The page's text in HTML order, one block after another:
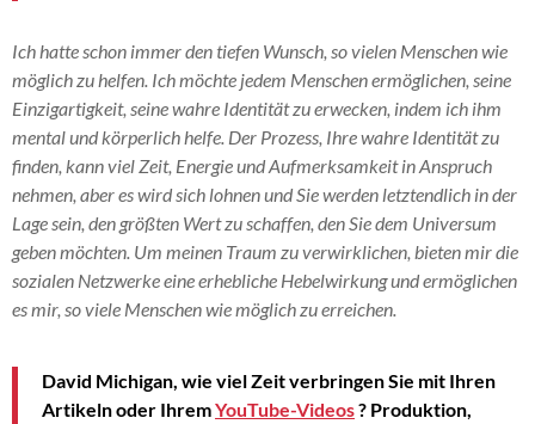
Ich hatte schon immer den tiefen Wunsch, so vielen Menschen wie
möglich zu helfen. Ich möchte jedem Menschen ermöglichen, seine
Einzigartigkeit, seine wahre Identität zu erwecken, indem ich ihm
mental und körperlich helfe. Der Prozess, Ihre wahre Identität zu
finden, kann viel Zeit, Energie und Aufmerksamkeit in Anspruch
nehmen, aber es wird sich lohnen und Sie werden letztendlich in der
Lage sein, den größten Wert zu schaffen, den Sie dem Universum
geben möchten. Um meinen Traum zu verwirklichen, bieten mir die
sozialen Netzwerke eine erhebliche Hebelwirkung und ermöglichen
es mir, so viele Menschen wie möglich zu erreichen.
David Michigan, wie viel Zeit verbringen Sie mit Ihren
Artikeln oder IhremYouTube-Videos? Produktion,